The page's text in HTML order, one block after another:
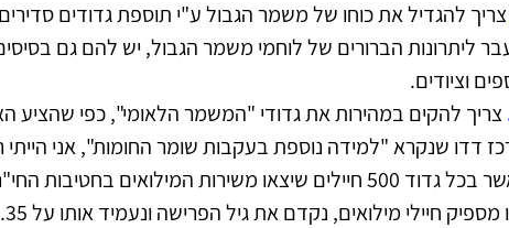
צריך להגדיל את כוחו של משמר הגבול ע"י תוספת גדודים
ליתרונות הברורים של לוחמי משמר הגבול, יש להם גם
וציודים.
צריך להקים במהירות את גדודי "המשמר הלאומי", כפי שהציע
מספיק חיילי מילואים, נקדם את גיל הפרישה ונעמיד אותו על 35.